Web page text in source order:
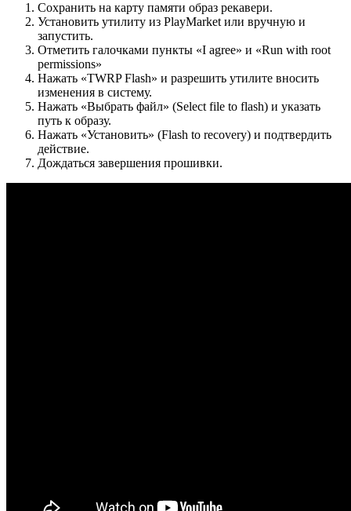
Сохранить на карту памяти образ рекавери.
Установить утилиту из PlayMarket или вручную и
запустить.
Отметить галочками пункты «I agree» и «Run with root
permissions»
Нажать «TWRP Flash» и разрешить утилите вносить
изменения в систему.
Нажать «Выбрать файл» (Select file to flash) и указать
путь к образу.
Нажать «Установить» (Flash to recovery) и подтвердить
действие.
Дождаться завершения прошивки.